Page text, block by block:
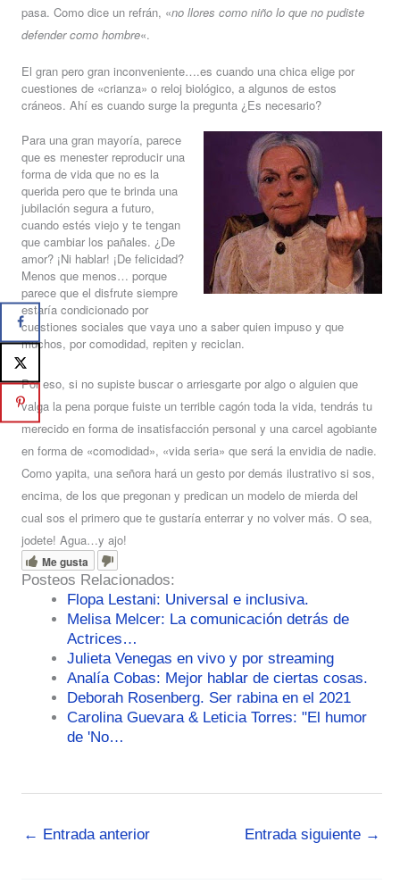
pasa. Como dice un refrán, «no llores como niño lo que no pudiste
defender como hombre«.
El gran pero gran inconveniente….es cuando una chica elige por
cuestiones de «crianza» o reloj biológico, a algunos de estos
cráneos. Ahí es cuando surge la pregunta ¿Es necesario?
Para una gran mayoría, parece
que es menester reproducir una
forma de vida que no es la
querida pero que te brinda una
jubilación segura a futuro,
cuando estés viejo y te tengan
que cambiar los pañales. ¿De
amor? ¡Ni hablar! ¡De felicidad?
Menos que menos… porque
parece que el disfrute siempre
estaría condicionado por
cuestiones sociales que vaya uno a saber quien impuso y que
muchos, por comodidad, repiten y reciclan.
Por eso, si no supiste buscar o arriesgarte por algo o alguien que
valga la pena porque fuiste un terrible cagón toda la vida, tendrás tu
merecido en forma de insatisfacción personal y una carcel agobiante
en forma de «comodidad», «vida seria» que será la envidia de nadie.
Como yapita, una señora hará un gesto por demás ilustrativo si sos,
encima, de los que pregonan y predican un modelo de mierda del
cual sos el primero que te gustaría enterrar y no volver más. O sea,
jodete! Agua…y ajo!
Me gusta
Posteos Relacionados:
Flopa Lestani: Universal e inclusiva.
Melisa Melcer: La comunicación detrás de
Actrices…
Julieta Venegas en vivo y por streaming
Analía Cobas: Mejor hablar de ciertas cosas.
Deborah Rosenberg. Ser rabina en el 2021
Carolina Guevara & Leticia Torres: "El humor
de 'No…
← Entrada anterior Entrada siguiente →